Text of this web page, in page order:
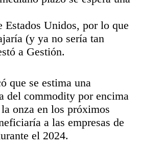
Estados Unidos, por lo que
(y ya no sería tan
a Gestión.
que se estima una
del commodity por encima
onza en los próximos
a las empresas de
el 2024.